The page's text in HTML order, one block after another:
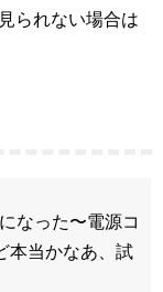
られない場合は
なった〜電源コ
本当かなあ、試